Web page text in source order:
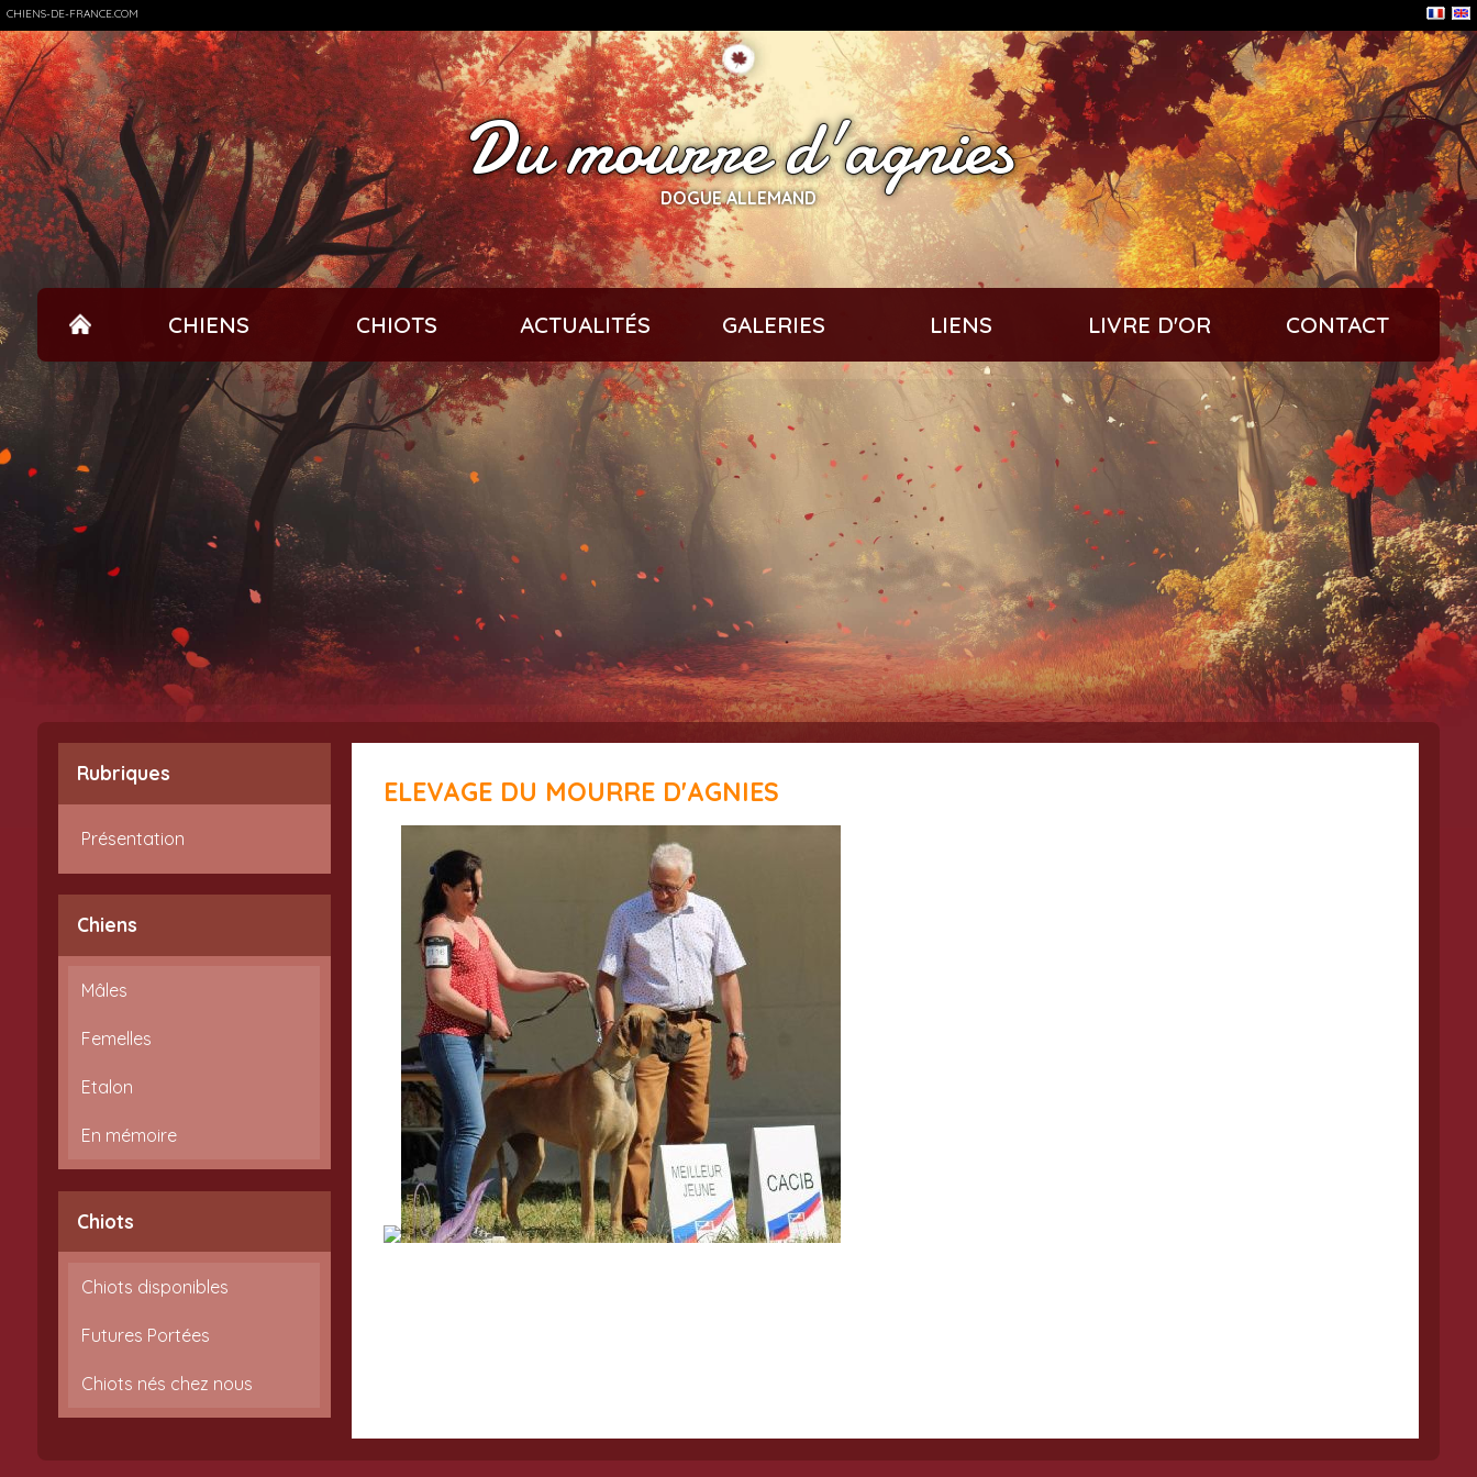
CHIENS-DE-FRANCE.COM
Du mourre d'agnies
DOGUE ALLEMAND
CHIENS CHIOTS ACTUALITÉS GALERIES LIENS LIVRE D'OR CONTACT
Rubriques
Présentation
Chiens
Mâles
Femelles
Etalon
En mémoire
Chiots
Chiots disponibles
Futures Portées
Chiots nés chez nous
ELEVAGE DU MOURRE D'AGNIES